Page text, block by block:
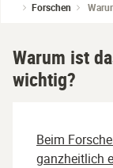
Forschen
Warum ist
wichtig?
Beim
ganzheitlich